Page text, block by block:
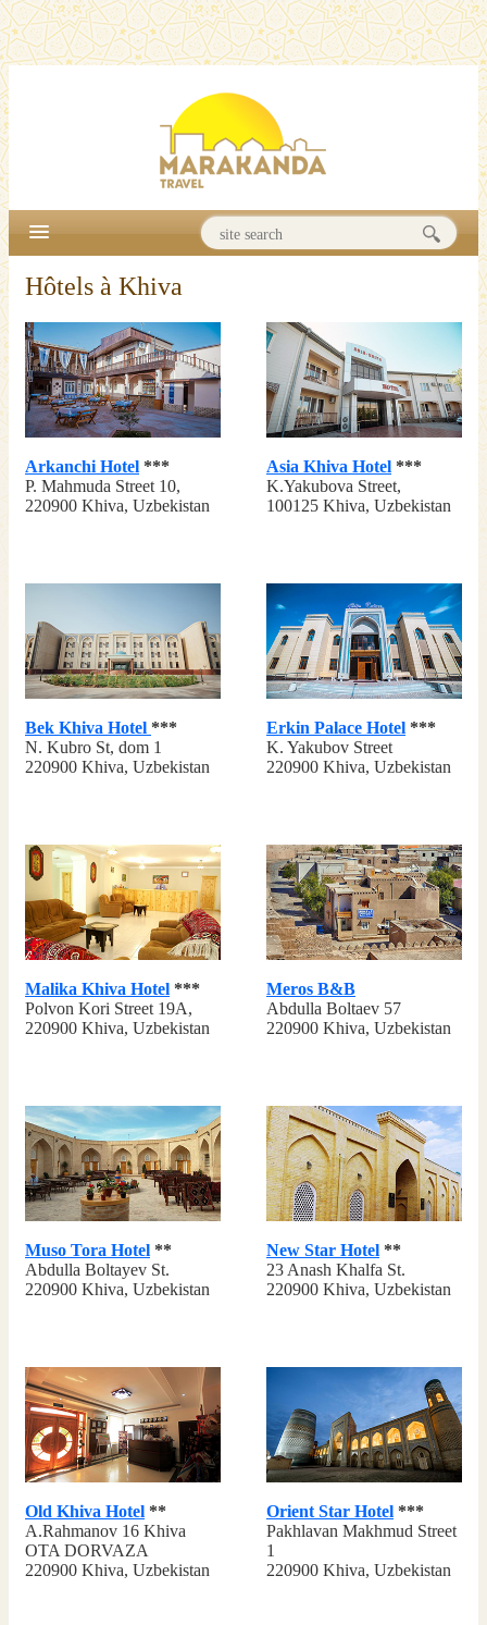
Hôtels à Khiva
Arkanchi Hotel ***
P. Mahmuda Street 10,
220900 Khiva, Uzbekistan
Asia Khiva Hotel ***
K.Yakubova Street,
100125 Khiva, Uzbekistan
Bek Khiva Hotel ***
N. Kubro St, dom 1
220900 Khiva, Uzbekistan
Erkin Palace Hotel ***
K. Yakubov Street
220900 Khiva, Uzbekistan
Malika Khiva Hotel ***
Polvon Kori Street 19A,
220900 Khiva, Uzbekistan
Meros B&B
Abdulla Boltaev 57
220900 Khiva, Uzbekistan
Muso Tora Hotel **
Abdulla Boltayev St.
220900 Khiva, Uzbekistan
New Star Hotel **
23 Anash Khalfa St.
220900 Khiva, Uzbekistan
Old Khiva Hotel **
A.Rahmanov 16 Khiva
OTA DORVAZA
220900 Khiva, Uzbekistan
Orient Star Hotel ***
Pakhlavan Makhmud Street
1
220900 Khiva, Uzbekistan